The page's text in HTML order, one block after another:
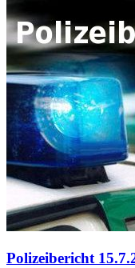
Polizeibericht